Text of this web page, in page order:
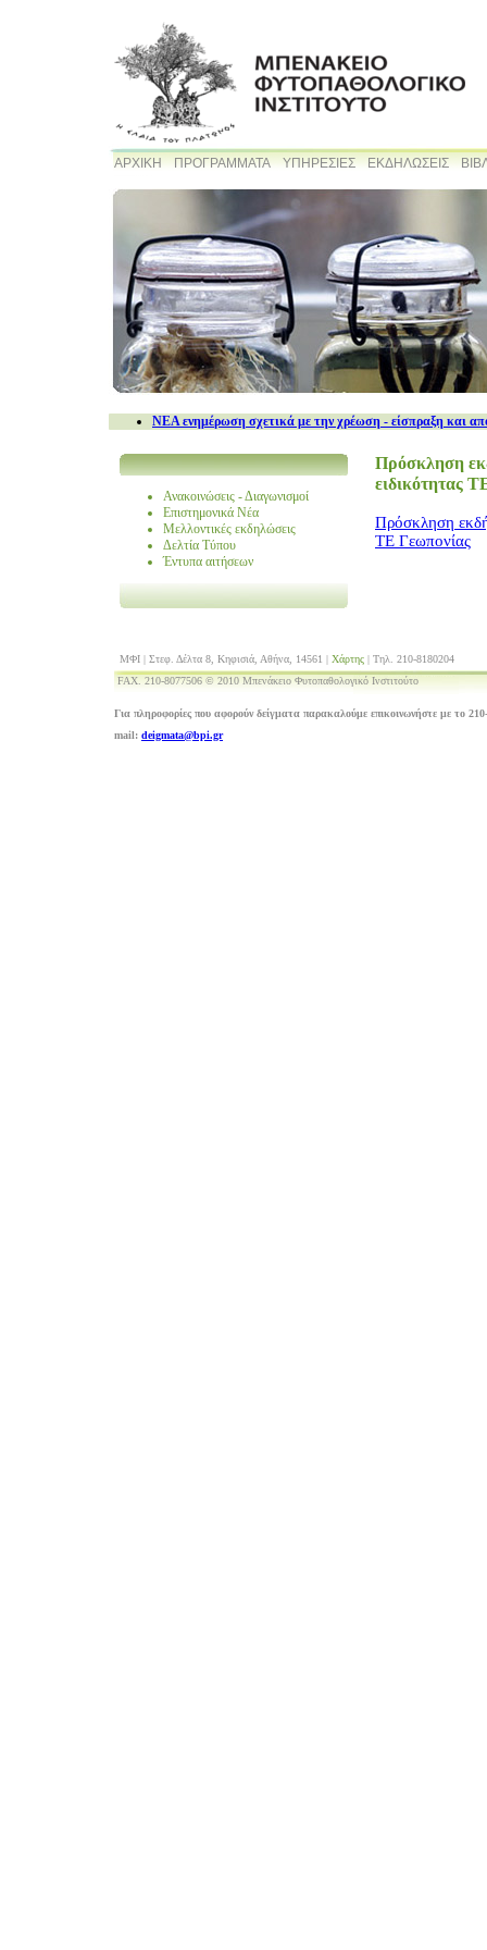
ΑΡΧΙΚΗ ΠΡΟΓΡΑΜΜΑΤΑ ΥΠΗΡΕΣΙΕΣ ΕΚΔΗΛΩΣΕΙΣ
NEA ενημέρωση σχετικά με την χρέωση - είσπραξη και
Ανακοινώσεις - Διαγωνισμοί
Επιστημονικά Νέα
Μελλοντικές εκδηλώσεις
Δελτία Τύπου
Έντυπα αιτήσεων
Πρόσκληση
ειδικότητας
Πρόσκληση
ΤΕ Γεωπονίας
ΜΦΙ | Στεφ. Δέλτα 8, Κηφισιά, Αθήνα, 14561 | Χάρτης | Τηλ. 210-8180204
FAX. 210-8077506 © 2010 Μπενάκειο Φυτοπαθολογικό Ινστιτούτο
Για πληροφορίες που αφορούν δείγματα παρακαλούμε επικοινωνήστε με το
mail: deigmata@bpi.gr